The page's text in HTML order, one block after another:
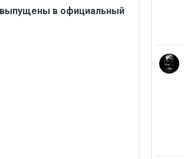
выпущены в официальный